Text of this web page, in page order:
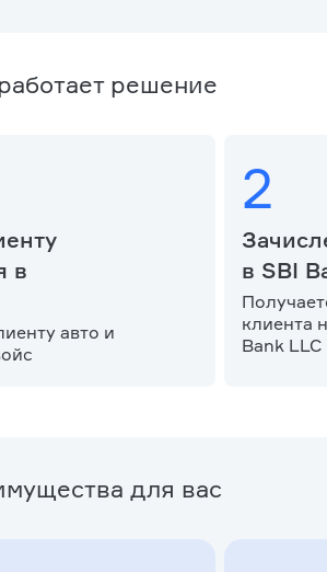
решение
в
авто и
2
в SBI
клиента
Bank LLC
для вас